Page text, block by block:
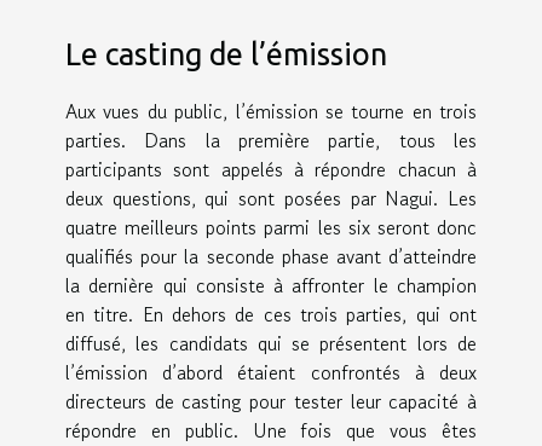
Le casting de l’émission
Aux vues du public, l’émission se tourne en trois
parties. Dans la première partie, tous les
participants sont appelés à répondre chacun à
deux questions, qui sont posées par Nagui. Les
quatre meilleurs points parmi les six seront donc
qualifiés pour la seconde phase avant d’atteindre
la dernière qui consiste à affronter le champion
en titre. En dehors de ces trois parties, qui ont
diffusé, les candidats qui se présentent lors de
l’émission d’abord étaient confrontés à deux
directeurs de casting pour tester leur capacité à
répondre en public. Une fois que vous êtes